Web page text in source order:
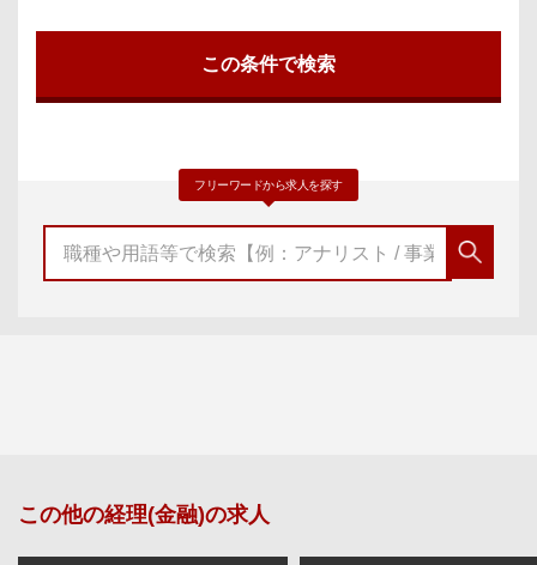
フリーワードから求人を探す
この他の経理(金融)の求人